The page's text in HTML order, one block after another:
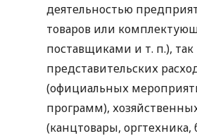
деятельностью
товаров или
поставщиками и т. п.),
представительских
(официальных
программ),
(канцтовары,